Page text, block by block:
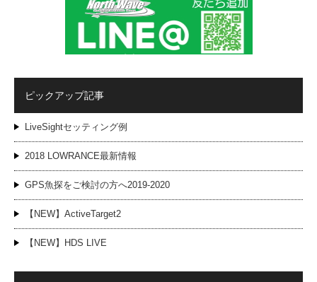
ピックアップ記事
LiveSightセッティング例
2018 LOWRANCE最新情報
GPS魚探をご検討の方へ2019-2020
【NEW】ActiveTarget2
【NEW】HDS LIVE